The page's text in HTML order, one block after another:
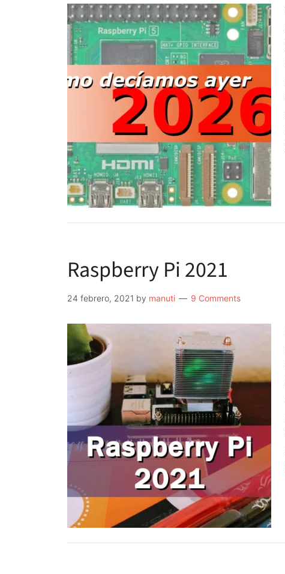
Raspberry Pi 2021
24 febrero, 2021 by manuti 9 Comments